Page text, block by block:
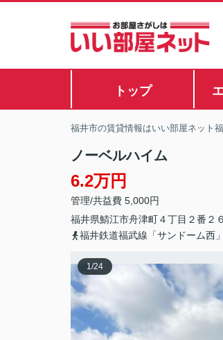
トップ
福井市の賃貸情報はいい部屋ネット
ノーベルハイム
6.2万円
管理/共益費 5,000円
福井県鯖江市舟津町４丁目２番２
福井鉄道福武線「サンドーム西
1/24